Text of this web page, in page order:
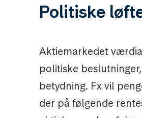
Politiske
Aktiemarkedet
politiske
betydning. Fx vil
der på følgende